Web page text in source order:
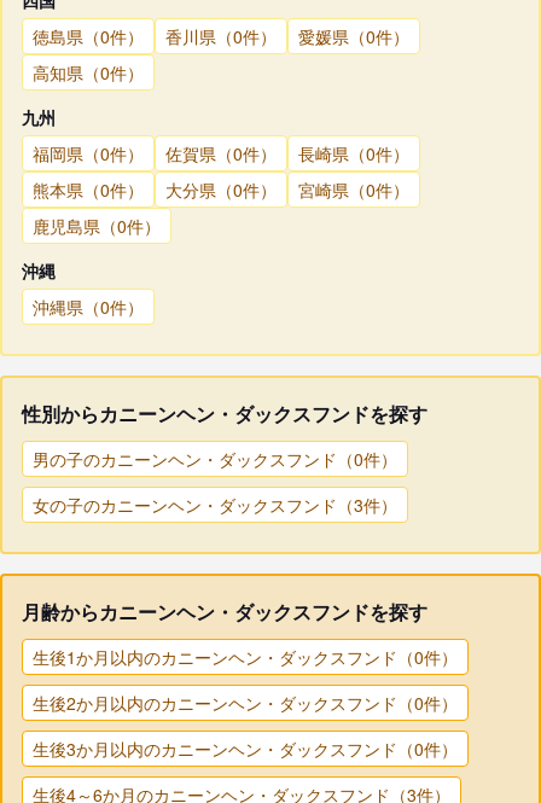
徳島県（0件）
香川県（0件）
愛媛県（0件）
高知県（0件）
九州
福岡県（0件）
佐賀県（0件）
長崎県（0件）
熊本県（0件）
大分県（0件）
宮崎県（0件）
鹿児島県（0件）
沖縄
沖縄県（0件）
性別からカニーンヘン・ダックスフンドを探す
男の子のカニーンヘン・ダックスフンド（0件）
女の子のカニーンヘン・ダックスフンド（3件）
月齢からカニーンヘン・ダックスフンドを探す
生後1か月以内のカニーンヘン・ダックスフンド（0件）
生後2か月以内のカニーンヘン・ダックスフンド（0件）
生後3か月以内のカニーンヘン・ダックスフンド（0件）
生後4～6か月のカニーンヘン・ダックスフンド（3件）